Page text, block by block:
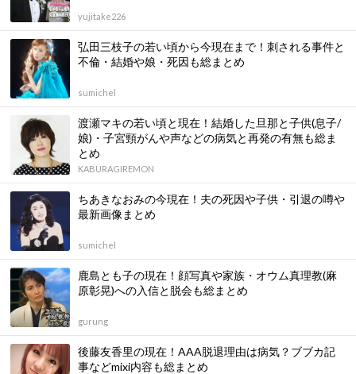
yujitake226
弘田三枝子の若い頃から今現在まで！刺される事件と
不倫・結婚や娘・死因も総まとめ
sumichel
渡瀬マキの若い頃と現在！結婚した旦那と子供(息子/
娘)・子宮頸がんや声などの病気と再発の有無も総ま
とめ
KABURAGIREMON
ちあきなおみの今現在！夫の死因や子供・引退の噂や
最新画像まとめ
sumichel
鹿島とも子の現在！顔写真や家族・オウム真理教(麻
原彰晃)への入信と脱会も総まとめ
gurung
後藤友香里の現在！AAA脱退理由は病気？ブブカ記
事などmixi内容も総まとめ